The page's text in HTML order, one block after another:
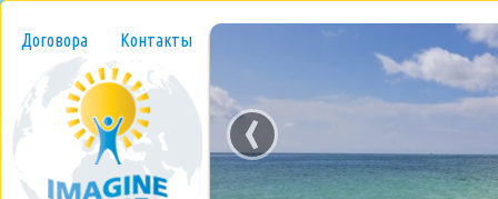
Договора Контакты
‹